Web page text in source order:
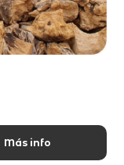
Más info